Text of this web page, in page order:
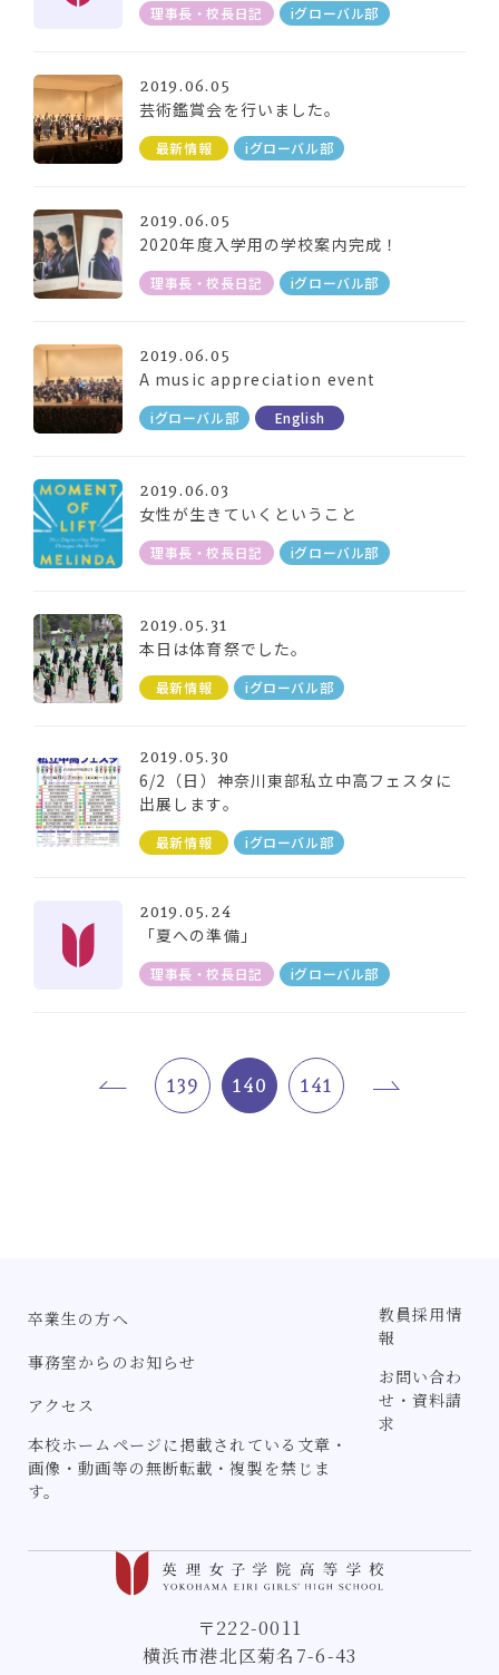
理事長・校長日記 iグローバル部
2019.06.05
芸術鑑賞会を行いました。
最新情報 iグローバル部
2019.06.05
2020年度入学用の学校案内完成！
理事長・校長日記 iグローバル部
2019.06.05
A music appreciation event
English
iグローバル部
2019.06.03
女性が生きていくということ
理事長・校長日記 iグローバル部
2019.05.31
本日は体育祭でした。
最新情報 iグローバル部
2019.05.30
6/2（日）神奈川東部私立中高フェスタに
出展します。
最新情報 iグローバル部
2019.05.24
「夏への準備」
理事長・校長日記 iグローバル部
139 140 141
〒222-0011
横浜市港北区菊名7-6-43
卒業生の方へ
事務室からのお知らせ
アクセス
本校ホームページに掲載されている文章・
画像・動画等の無断転載・複製を禁じま
す。
教員採用情
報
お問い合わ
せ・資料請
求